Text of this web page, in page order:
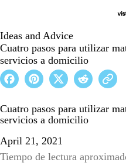
Ideas and Advice
Cuatro pasos para utilizar
servicios a domicilio
Cuatro pasos para utilizar
servicios a domicilio
April 21, 2021
Tiempo de lectura